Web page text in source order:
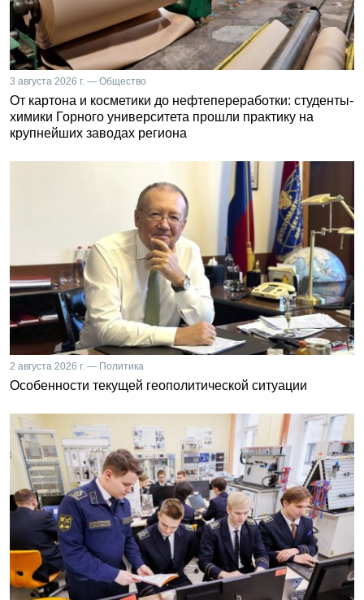
3 августа 2026 г. — Общество
От картона и косметики до нефтепереработки: студенты-
химики Горного университета прошли практику на
крупнейших заводах региона
2 августа 2026 г. — Политика
Особенности текущей геополитической ситуации